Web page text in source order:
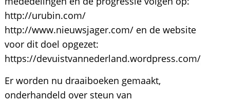
http://urubin.com/
http://www.nieuwsjager.com/ en de website
voor dit doel opgezet:
https://devuistvannederland.wordpress.com/
Er worden nu draaiboeken gemaakt,
onderhandeld over steun van